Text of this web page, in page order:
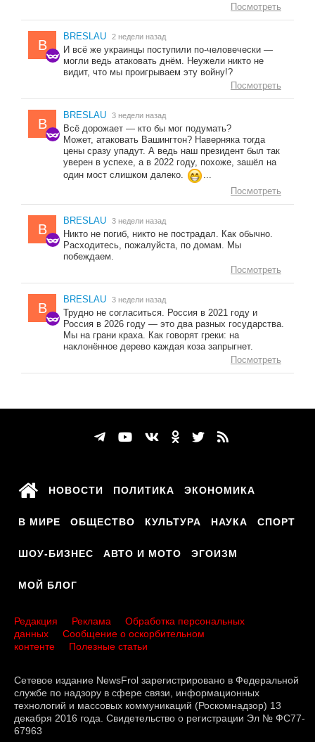
Посмотреть
B
BRESLAU 2 недели назад
И всё же украинцы поступили по-человечески —
могли ведь атаковать днём. Неужели никто не
видит, что мы проигрываем эту войну!?
Посмотреть
B
BRESLAU 3 недели назад
Всё дорожает — кто бы мог подумать?
Может, атаковать Вашингтон? Наверняка тогда
цены сразу упадут. А ведь наш президент был так
уверен в успехе, а в 2022 году, похоже, зашёл на
один мост слишком далеко.
...
Посмотреть
B
BRESLAU 3 недели назад
Никто не погиб, никто не пострадал. Как обычно.
Расходитесь, пожалуйста, по домам. Мы
побеждаем.
Посмотреть
B
BRESLAU 3 недели назад
Трудно не согласиться. Россия в 2021 году и
Россия в 2026 году — это два разных государства.
Мы на грани краха. Как говорят греки: на
наклонённое дерево каждая коза запрыгнет.
Посмотреть
НОВОСТИ ПОЛИТИКА ЭКОНОМИКА
В МИРЕ ОБЩЕСТВО КУЛЬТУРА НАУКА СПОРТ
ШОУ-БИЗНЕС АВТО И МОТО ЭГОИЗМ
МОЙ БЛОГ
Редакция Реклама
Обработка персональных
данных
Сообщение о оскорбительном
контенте
Полезные статьи
Сетевое издание NewsFrol зарегистрировано в Федеральной
службе по надзору в сфере связи, информационных
технологий и массовых коммуникаций (Роскомнадзор) 13
декабря 2016 года. Свидетельство о регистрации Эл № ФС77-
67963